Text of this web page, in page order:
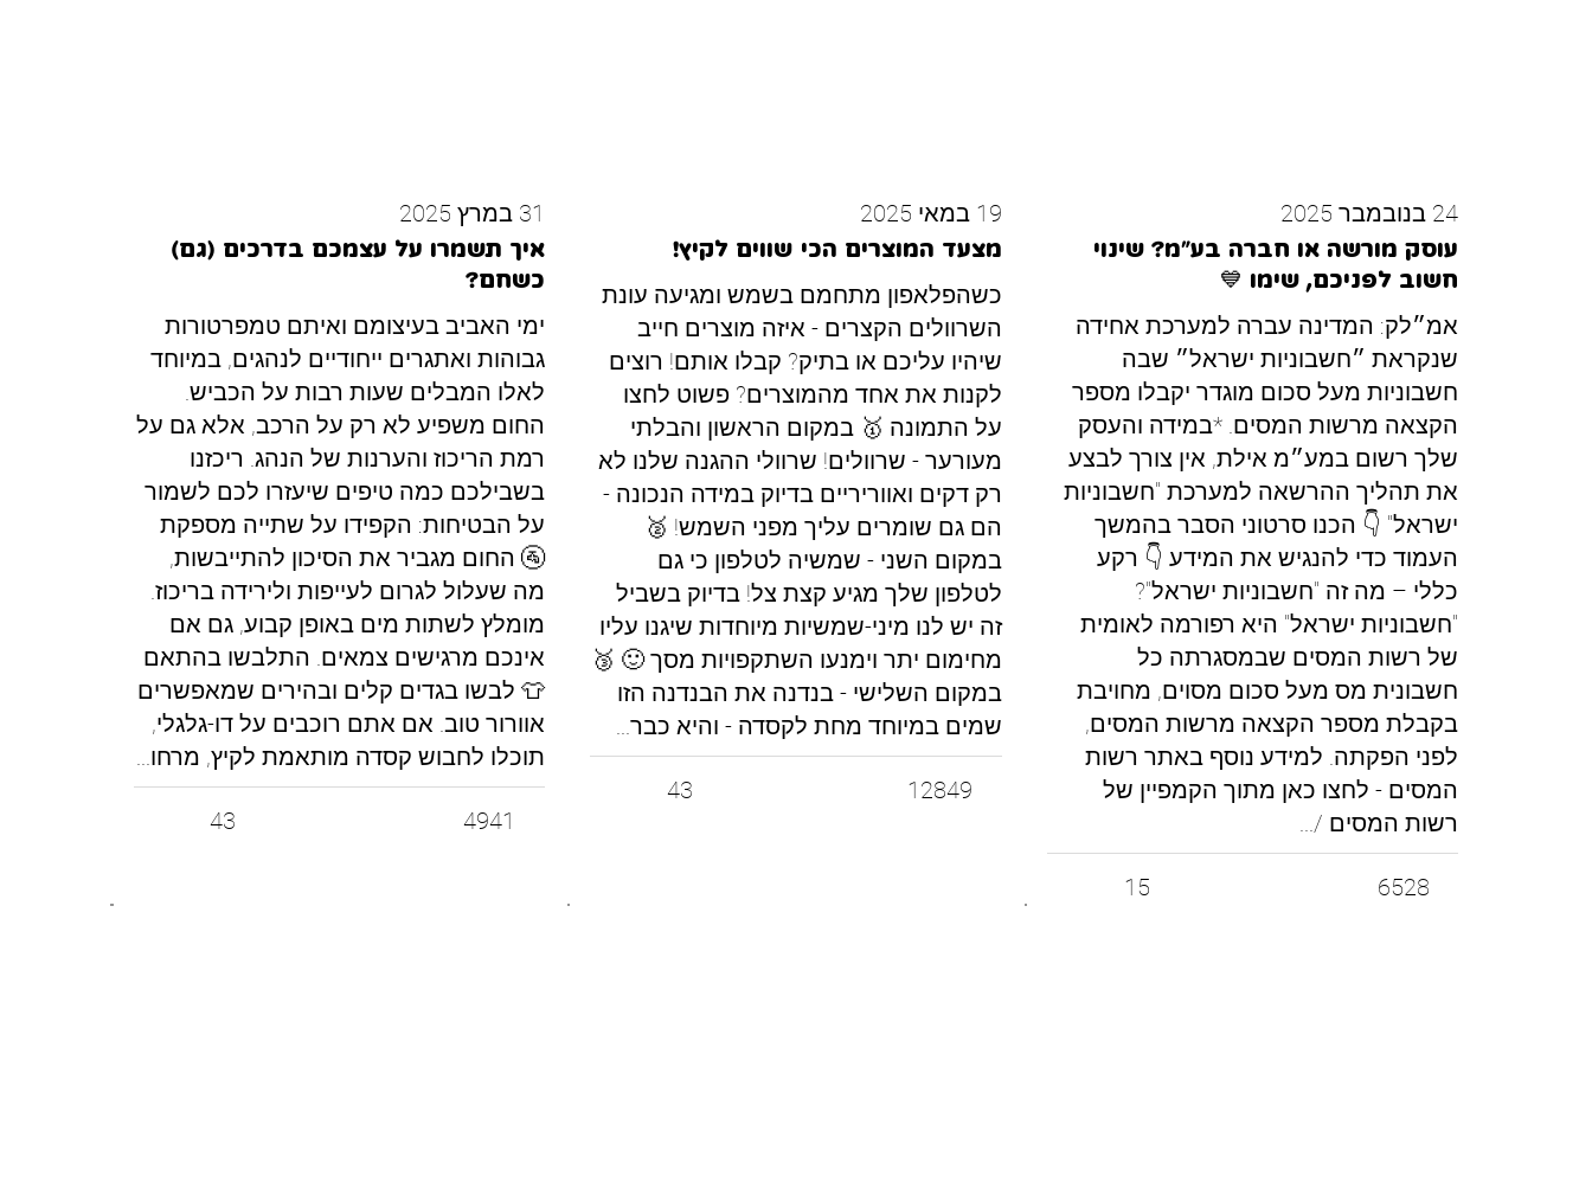
24 בנובמבר 2025
עוסק מורשה או חברה בע״מ? שינוי
חשוב לפניכם, שימו 💙
אמ״לק: המדינה עברה למערכת אחידה
שנקראת ״חשבוניות ישראל״ שבה
חשבוניות מעל סכום מוגדר יקבלו מספר
הקצאה מרשות המסים. *במידה והעסק
שלך רשום במע״מ אילת, אין צורך לבצע
את תהליך ההרשאה למערכת "חשבוניות
ישראל" 👇 הכנו סרטוני הסבר בהמשך
העמוד כדי להנגיש את המידע 👇 רקע
כללי – מה זה "חשבוניות ישראל"?
"חשבוניות ישראל" היא רפורמה לאומית
של רשות המסים שבמסגרתה כל
חשבונית מס מעל סכום מסוים, מחויבת
בקבלת מספר הקצאה מרשות המסים,
לפני הפקתה. למידע נוסף באתר רשות
המסים - לחצו כאן מתוך הקמפיין של
רשות המסים /...
15 6528
19 במאי 2025
מצעד המוצרים הכי שווים לקיץ!
כשהפלאפון מתחמם בשמש ומגיעה עונת
השרוולים הקצרים - איזה מוצרים חייב
שיהיו עליכם או בתיק? קבלו אותם! רוצים
לקנות את אחד מהמוצרים? פשוט לחצו
על התמונה 🥇 במקום הראשון והבלתי
מעורער - שרוולים! שרוולי ההגנה שלנו לא
רק דקים ואווריריים בדיוק במידה הנכונה -
הם גם שומרים עליך מפני השמש! 🥈
במקום השני - שמשיה לטלפון כי גם
לטלפון שלך מגיע קצת צל! בדיוק בשביל
זה יש לנו מיני-שמשיות מיוחדות שיגנו עליו
מחימום יתר וימנעו השתקפויות מסך 🙂 🥉
במקום השלישי - בנדנה את הבנדנה הזו
שמים במיוחד מחת לקסדה - והיא כבר...
43 12849
31 במרץ 2025
איך תשמרו על עצמכם בדרכים (גם)
כשחם?
ימי האביב בעיצומם ואיתם טמפרטורות
גבוהות ואתגרים ייחודיים לנהגים, במיוחד
לאלו המבלים שעות רבות על הכביש.
החום משפיע לא רק על הרכב, אלא גם על
רמת הריכוז והערנות של הנהג. ריכזנו
בשבילכם כמה טיפים שיעזרו לכם לשמור
על הבטיחות: הקפידו על שתייה מספקת
🚰 החום מגביר את הסיכון להתייבשות,
מה שעלול לגרום לעייפות ולירידה בריכוז.
מומלץ לשתות מים באופן קבוע, גם אם
אינכם מרגישים צמאים.​ התלבשו בהתאם
👕 לבשו בגדים קלים ובהירים שמאפשרים
אוורור טוב. אם אתם רוכבים על דו-גלגלי,
תוכלו לחבוש קסדה מותאמת לקיץ, מרחו...
43 4941